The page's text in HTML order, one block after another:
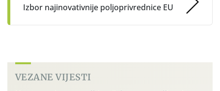
Izbor najinovativnije poljoprivrednice EU
VEZANE VIJESTI